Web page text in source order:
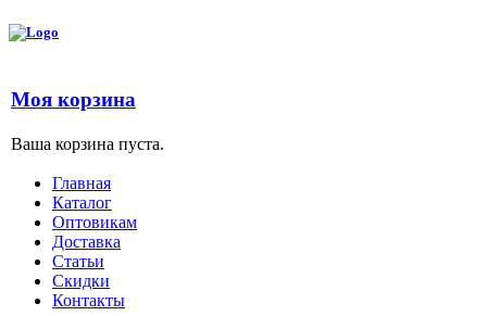
Моя корзина
Ваша корзина пуста.
Главная
Каталог
Оптовикам
Доставка
Статьи
Скидки
Контакты